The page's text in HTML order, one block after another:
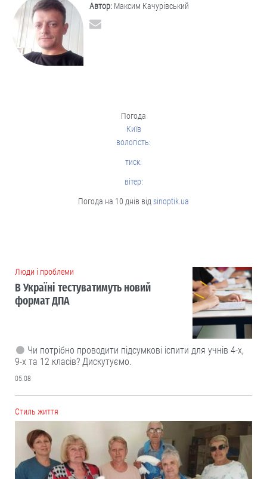
Автор: Максим Качурівський
Погода
Київ
вологість:
тиск:
вітер:
Погода на 10 днів від sinoptik.ua
Люди і проблеми
В Україні тестуватимуть новий
формат ДПА
Чи потрібно проводити підсумкові іспити для учнів 4-х,
9-х та 12 класів? Дискутуємо.
05.08
Cтиль життя